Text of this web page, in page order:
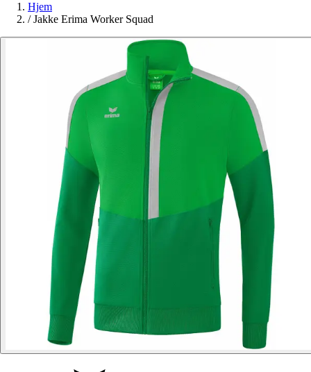
Hjem
/ Jakke Erima Worker Squad